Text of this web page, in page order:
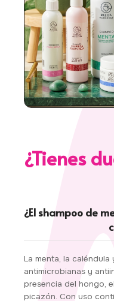
¿Tienes
¿El shampoo de
La menta, la
antimicrobianas y
presencia del hongo,
picazón. Con uso